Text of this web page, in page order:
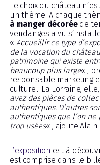
Le choix du château
un thème. A chaque
à manger décorée de
vendanges a vu
« Accueillir ce type
de la vocation du
patrimoine qui existe
beaucoup plus large« ,
responsable marketing
culturel. La Lorraine,
avez des pièces de
authentiques. D’autres
authentiques que l’on
trop usées« , ajoute Alain
L‘exposition est à
est comprise dans le